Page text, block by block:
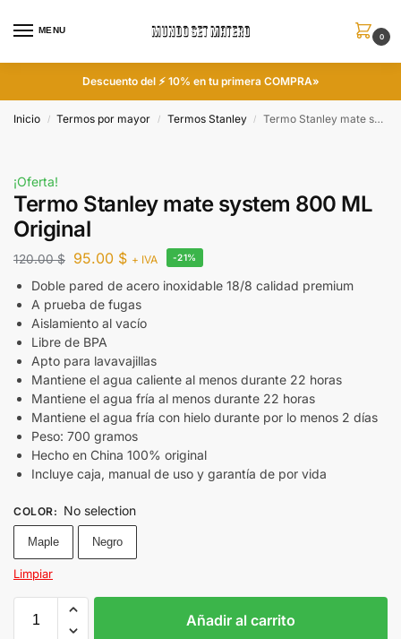
MENU
0
Descuento del ⚡ 10% en tu primera COMPRA»
Inicio / Termos por mayor / Termos Stanley / Termo Stanley mate system 800 ML Original
¡Oferta!
Termo Stanley mate system 800 ML
Original
120.00$ 95.00 $ + IVA -21%
Doble pared de acero inoxidable 18/8 calidad premium
A prueba de fugas
Aislamiento al vacío
Libre de BPA
Apto para lavavajillas
Mantiene el agua caliente al menos durante 22 horas
Mantiene el agua fría al menos durante 22 horas
Mantiene el agua fría con hielo durante por lo menos 2 días
Peso: 700 gramos
Hecho en China 100% original
Incluye caja, manual de uso y garantía de por vida
COLOR: No selection
Maple Negro
Limpiar
Añadir al carrito